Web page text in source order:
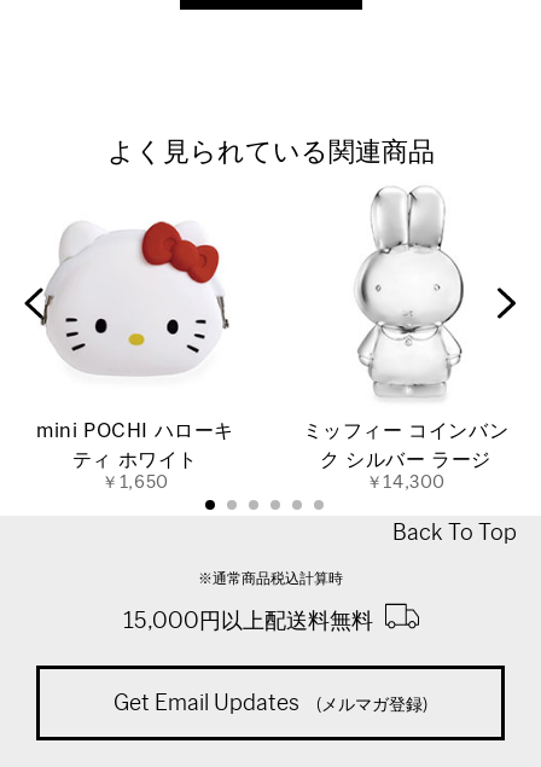
よく見られている関連商品
mini POCHI ハローキ
ティ ホワイト
￥1,650
ミッフィー コインバン
ク シルバー ラージ
￥14,300
Back To Top
※通常商品税込計算時
15,000円以上配送料無料
Get Email Updates (メルマガ登録)